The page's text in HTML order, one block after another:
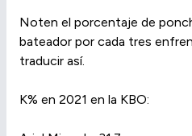
Noten el porcentaje de
bateador por cada tres
traducir así.
K% en 2021 en la KBO: